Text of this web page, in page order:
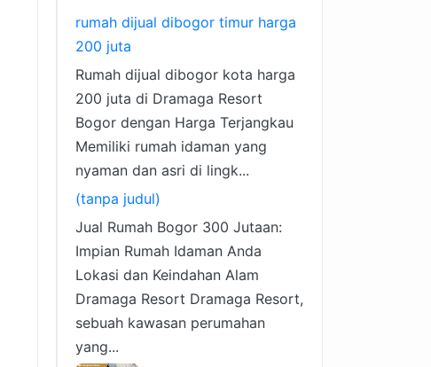
rumah dijual dibogor timur harga
200 juta
Rumah dijual dibogor kota harga
200 juta di Dramaga Resort
Bogor dengan Harga Terjangkau
Memiliki rumah idaman yang
nyaman dan asri di lingk...
(tanpa judul)
Jual Rumah Bogor 300 Jutaan:
Impian Rumah Idaman Anda
Lokasi dan Keindahan Alam
Dramaga Resort Dramaga Resort,
sebuah kawasan perumahan
yang...